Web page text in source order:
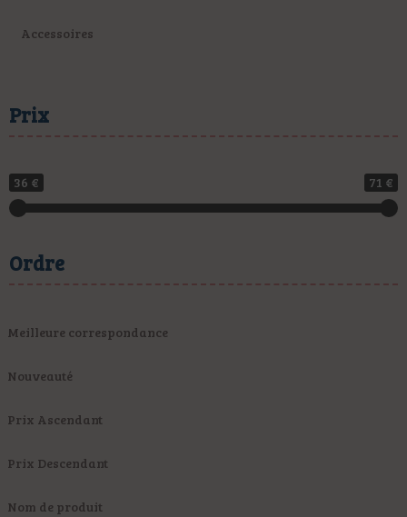
Accessoires
Prix
36 € 71 €
Ordre
Meilleure correspondance
Nouveauté
Prix Ascendant
Prix Descendant
Nom de produit